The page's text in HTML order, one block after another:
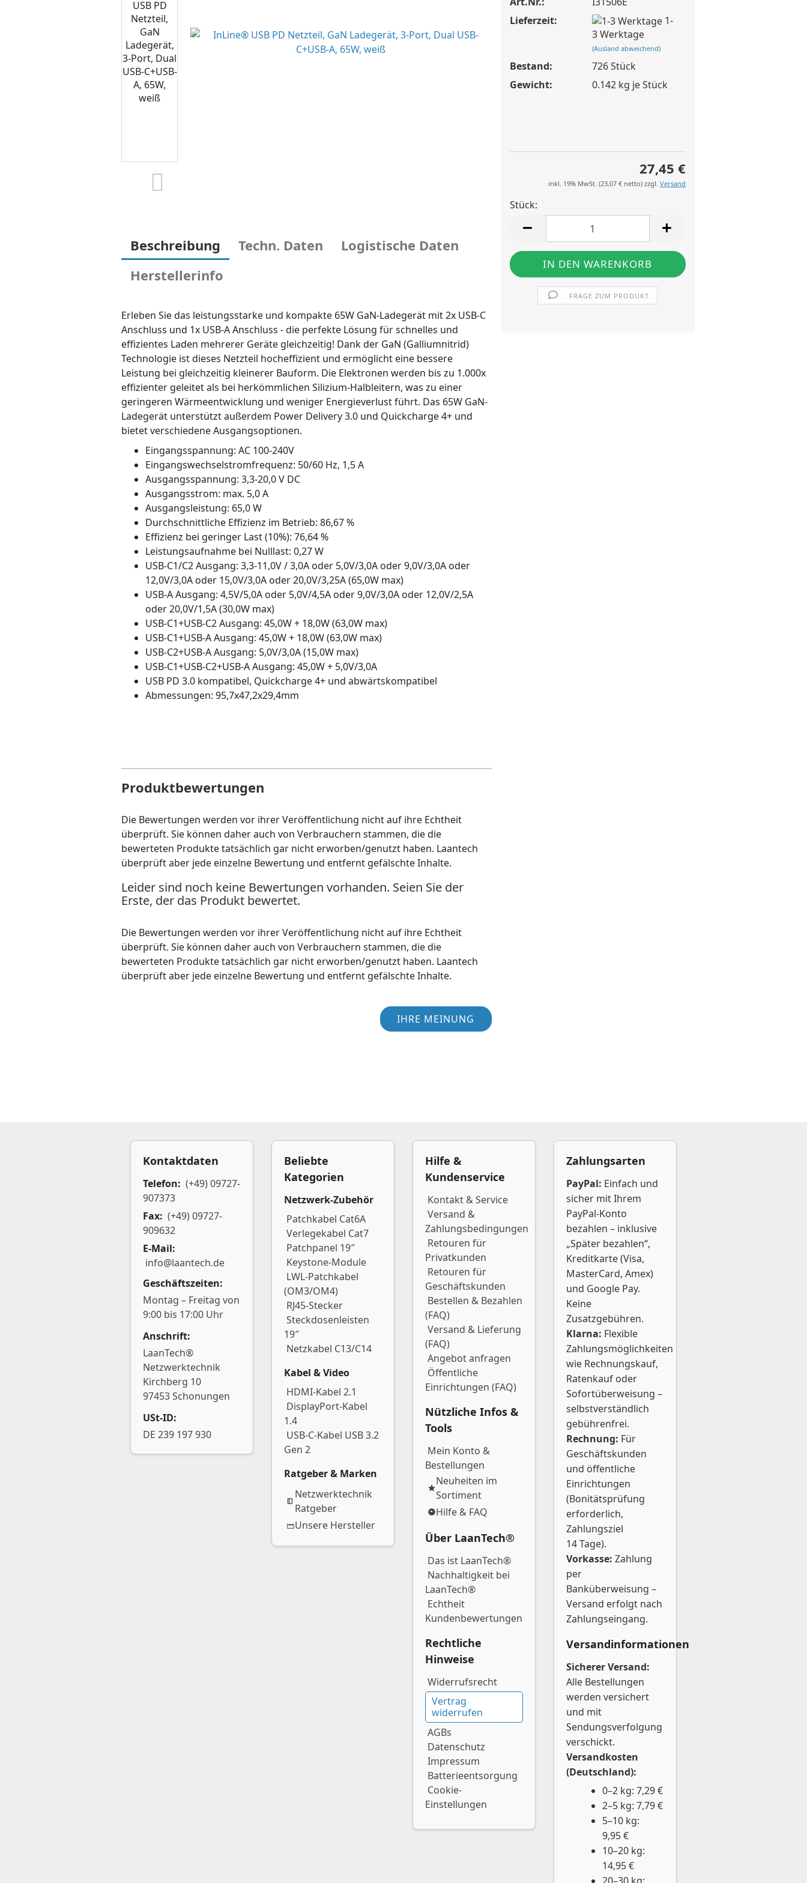
Lieferzeit:
1-
3 Werktage
(Ausland abweichend)
Bestand: 726Stück
Gewicht:
0.142kg je Stück
27,45 €
inkl. 19% MwSt. (23,07 € netto) zzgl. Versand
Stück:
Stück
FRAGE ZUM PRODUKT
Beschreibung Techn. Daten
Logistische Daten
Herstellerinfo
Erleben Sie das leistungsstarke und kompakte 65W GaN-Ladegerät mit 2x USB-C
Anschluss und 1x USB-A Anschluss - die perfekte Lösung für schnelles und
effizientes Laden mehrerer Geräte gleichzeitig! Dank der GaN (Galliumnitrid)
Technologie ist dieses Netzteil hocheffizient und ermöglicht eine bessere
Leistung bei gleichzeitig kleinerer Bauform. Die Elektronen werden bis zu 1.000x
effizienter geleitet als bei herkömmlichen Silizium-Halbleitern, was zu einer
geringeren Wärmeentwicklung und weniger Energieverlust führt. Das 65W GaN-
Ladegerät unterstützt außerdem Power Delivery 3.0 und Quickcharge 4+ und
bietet verschiedene Ausgangsoptionen.
Eingangsspannung: AC 100-240V
Eingangswechselstromfrequenz: 50/60 Hz, 1,5 A
Ausgangsspannung: 3,3-20,0 V DC
Ausgangsstrom: max. 5,0 A
Ausgangsleistung: 65,0 W
Durchschnittliche Effizienz im Betrieb: 86,67 %
Effizienz bei geringer Last (10%): 76,64 %
Leistungsaufnahme bei Nulllast: 0,27 W
USB-C1/C2 Ausgang: 3,3-11,0V / 3,0A oder 5,0V/3,0A oder 9,0V/3,0A oder
12,0V/3,0A oder 15,0V/3,0A oder 20,0V/3,25A (65,0W max)
USB-A Ausgang: 4,5V/5,0A oder 5,0V/4,5A oder 9,0V/3,0A oder 12,0V/2,5A
oder 20,0V/1,5A (30,0W max)
USB-C1+USB-C2 Ausgang: 45,0W + 18,0W (63,0W max)
USB-C1+USB-A Ausgang: 45,0W + 18,0W (63,0W max)
USB-C2+USB-A Ausgang: 5,0V/3,0A (15,0W max)
USB-C1+USB-C2+USB-A Ausgang: 45,0W + 5,0V/3,0A
USB PD 3.0 kompatibel, Quickcharge 4+ und abwärtskompatibel
Abmessungen: 95,7x47,2x29,4mm
Produktbewertungen
Die Bewertungen werden vor ihrer Veröffentlichung nicht auf ihre Echtheit
überprüft. Sie können daher auch von Verbrauchern stammen, die die
bewerteten Produkte tatsächlich gar nicht erworben/genutzt haben. Laantech
überprüft aber jede einzelne Bewertung und entfernt gefälschte Inhalte.
Leider sind noch keine Bewertungen vorhanden. Seien Sie der
Erste, der das Produkt bewertet.
Die Bewertungen werden vor ihrer Veröffentlichung nicht auf ihre Echtheit
überprüft. Sie können daher auch von Verbrauchern stammen, die die
bewerteten Produkte tatsächlich gar nicht erworben/genutzt haben. Laantech
überprüft aber jede einzelne Bewertung und entfernt gefälschte Inhalte.
IHRE MEINUNG
Kontaktdaten
Telefon: (+49) 09727-
907373
Fax: (+49) 09727-
909632
E-Mail:
info@laantech.de
Geschäftszeiten:
Montag – Freitag von
9:00 bis 17:00 Uhr
Anschrift:
LaanTech®
Netzwerktechnik
Kirchberg 10
97453 Schonungen
USt-ID:
DE 239 197 930
Beliebte
Kategorien
Netzwerk-Zubehör
Patchkabel Cat6A
Verlegekabel Cat7
Patchpanel 19″
Keystone-Module
LWL-Patchkabel
(OM3/OM4)
RJ45-Stecker
Steckdosenleisten
19″
Netzkabel C13/C14
Kabel & Video
HDMI-Kabel 2.1
DisplayPort-Kabel
1.4
USB-C-Kabel USB 3.2
Gen 2
Ratgeber & Marken
Netzwerktechnik
Ratgeber
Unsere Hersteller
Hilfe &
Kundenservice
Kontakt & Service
Versand &
Zahlungsbedingungen
Retouren für
Privatkunden
Retouren für
Geschäftskunden
Bestellen & Bezahlen
(FAQ)
Versand & Lieferung
(FAQ)
Angebot anfragen
Öffentliche
Einrichtungen (FAQ)
Nützliche Infos &
Tools
Mein Konto &
Bestellungen
Neuheiten im
Sortiment
Hilfe & FAQ
Über LaanTech®
Das ist LaanTech®
Nachhaltigkeit bei
LaanTech®
Echtheit
Kundenbewertungen
Rechtliche
Hinweise
Widerrufsrecht
Vertrag
widerrufen
AGBs
Datenschutz
Impressum
Batterieentsorgung
Cookie-
Einstellungen
Zahlungsarten
PayPal: Einfach und
sicher mit Ihrem
PayPal-Konto
bezahlen – inklusive
„Später bezahlen“,
Kreditkarte (Visa,
MasterCard, Amex)
und Google Pay.
Keine
Zusatzgebühren.
Klarna: Flexible
Zahlungsmöglichkeiten
wie Rechnungskauf,
Ratenkauf oder
Sofortüberweisung –
selbstverständlich
gebührenfrei.
Rechnung: Für
Geschäftskunden
und öffentliche
Einrichtungen
(Bonitätsprüfung
erforderlich,
Zahlungsziel
14 Tage).
Vorkasse: Zahlung
per
Banküberweisung –
Versand erfolgt nach
Zahlungseingang.
Versandinformationen
Sicherer Versand:
Alle Bestellungen
werden versichert
und mit
Sendungsverfolgung
verschickt.
Versandkosten
(Deutschland):
0–2 kg: 7,29 €
2–5 kg: 7,79 €
5–10 kg:
9,95 €
10–20 kg:
14,95 €